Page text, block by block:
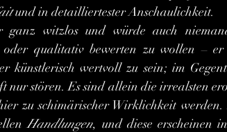
und in detailliertester Anschaulichkeit.
oder qualitativ bewerten zu wollen –
künstlerisch wertvoll zu sein; im
nur stören. Es sind allein die irrealsten
zu schimärischer Wirklichkeit
Handlungen, und diese erscheinen